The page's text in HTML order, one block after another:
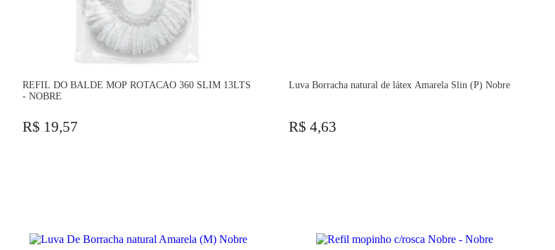
REFIL DO BALDE MOP ROTACAO 360 SLIM 13LTS
- NOBRE
R$ 19,57
Luva Borracha natural de látex Amarela Slin (P) Nobre
R$ 4,63